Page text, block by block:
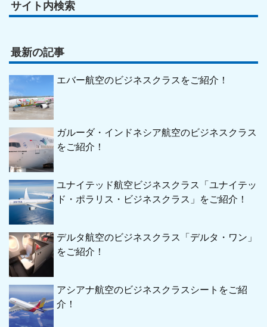
サイト内検索
最新の記事
エバー航空のビジネスクラスをご紹介！
ガルーダ・インドネシア航空のビジネスクラス
をご紹介！
ユナイテッド航空ビジネスクラス「ユナイテッ
ド・ポラリス・ビジネスクラス」をご紹介！
デルタ航空のビジネスクラス「デルタ・ワン」
をご紹介！
アシアナ航空のビジネスクラスシートをご紹
介！